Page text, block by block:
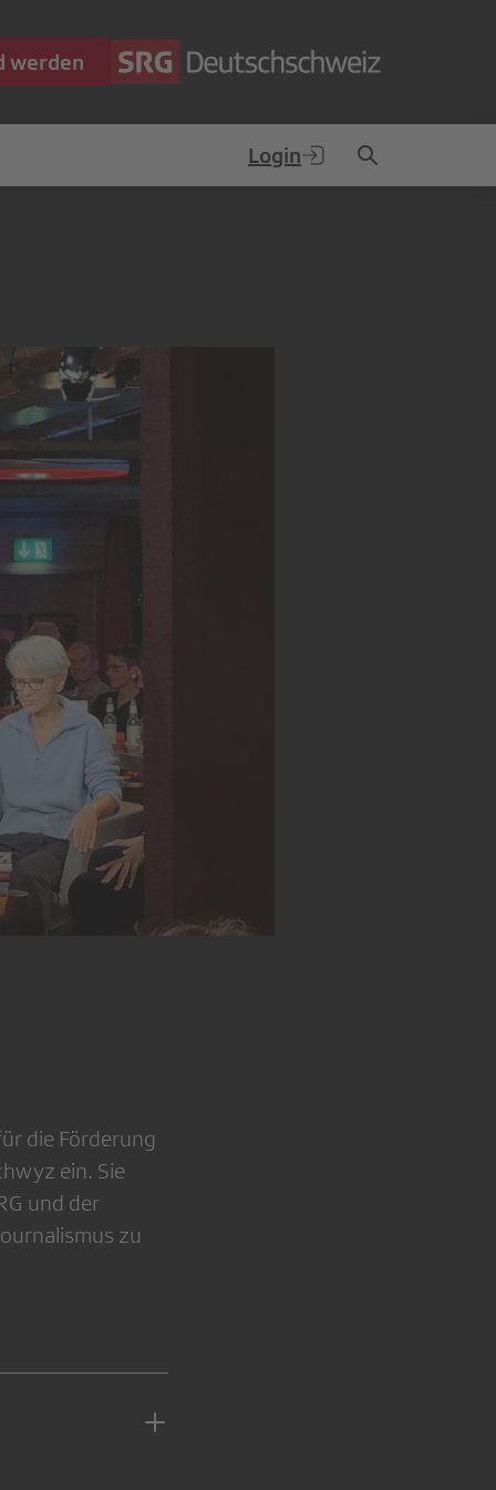
werden
Login
die Förderung
ein. Sie
und der
zu